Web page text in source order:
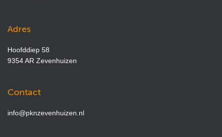
Adres
Hoofddiep 58
9354 AR Zevenhuizen
Contact
info@pknzevenhuizen.nl